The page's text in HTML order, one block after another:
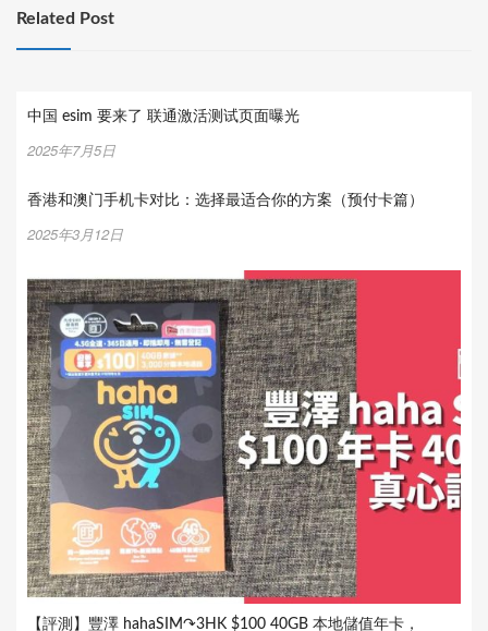
Related Post
中国 esim 要来了 联通激活测试页面曝光
2025年7月5日
香港和澳门手机卡对比：选择最适合你的方案（预付卡篇）
2025年3月12日
【評測】豐澤 hahaSIM↷3HK $100 40GB 本地儲值年卡，